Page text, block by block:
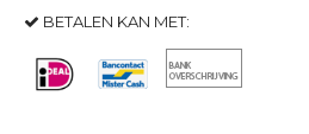
BETALEN KAN MET: